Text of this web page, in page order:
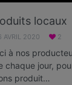
locaux
AVRIL 2020 2
à nos
chaque jour,
produit…